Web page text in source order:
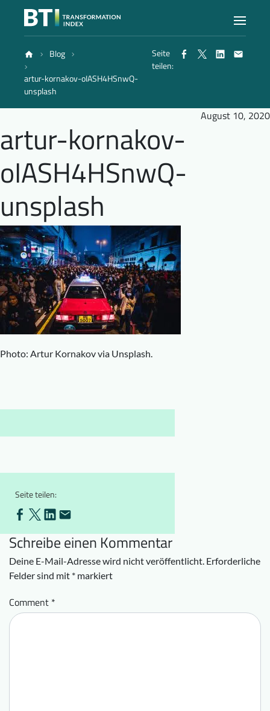
Index
Berichte
Methode
Blog
Downloads Wer wir sind
FAQ Newsletter
Kontakt
Blog
artur-kornakov-oIASH4HSnwQ-
unsplash
Seite
teilen:
August 10, 2020
artur-kornakov-
oIASH4HSnwQ-
unsplash
Photo: Artur Kornakov via Unsplash.
Seite teilen:
Schreibe einen Kommentar
Deine E-Mail-Adresse wird nicht veröffentlicht. Erforderliche
Felder sind mit * markiert
Comment *